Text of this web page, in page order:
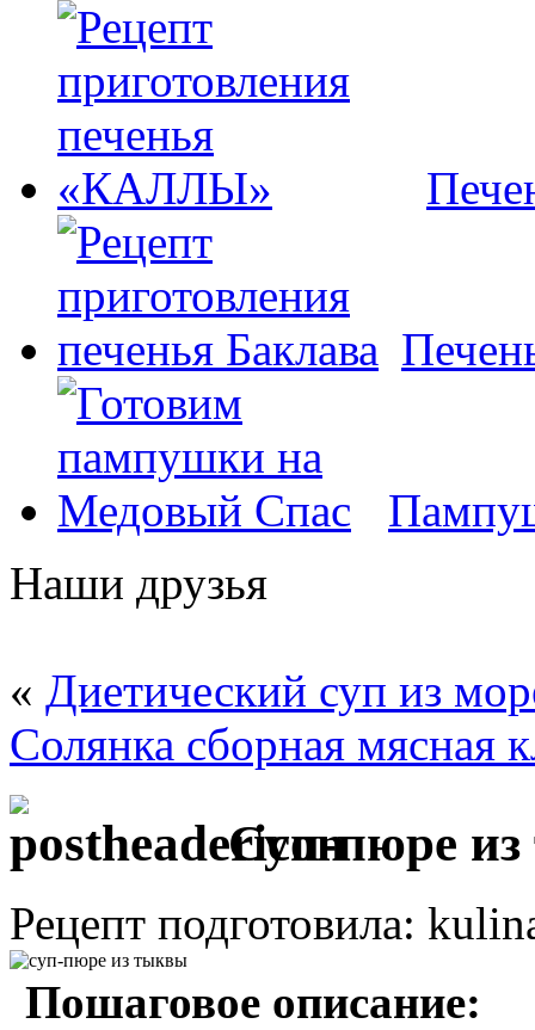
Наши друзья
« Диетический суп из
Солянка сборная мясная
Суп-пюре
Рецепт подготовила:
Пошаговое описание: